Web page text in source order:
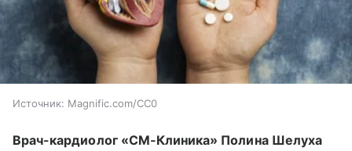
Источник: Magnific.com/CC0
Врач-кардиолог «СМ-Клиника» Полина Шелуха